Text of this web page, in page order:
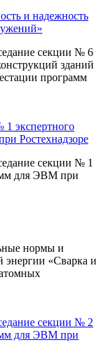
и надежность
секции № 6
зданий
программ
1 экспертного
Ростехнадзоре
секции № 1
для ЭВМ при
нормы и
энергии «Сварка и
секции № 2
для ЭВМ при